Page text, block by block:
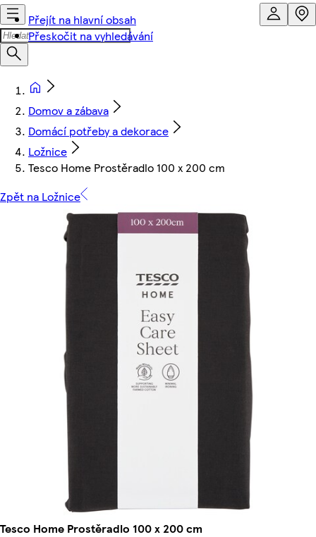
Přejít na hlavní obsah
Přeskočit na vyhledávání
Domov a zábava
Domácí potřeby a dekorace
Ložnice
Tesco Home Prostěradlo 100 x 200 cm
Zpět na Ložnice
Tesco Home Prostěradlo 100 x 200 cm